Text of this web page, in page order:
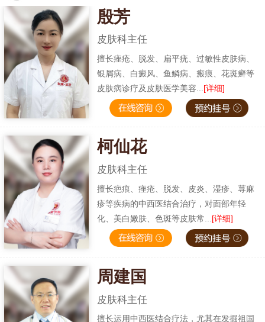
殷芳
皮肤科主任
擅长痤疮、脱发、扁平疣、过敏性皮肤病、
银屑病、白癜风、鱼鳞病、瘢痕、花斑癣等
皮肤病诊疗及皮肤医学美容... [详细]
柯仙花
皮肤科主任
擅长疤痕、痤疮、脱发、皮炎、湿疹、荨麻
疹等疾病的中西医结合治疗，对面部年轻
化、美白嫩肤、色斑等皮肤常... [详细]
周建国
皮肤科主任
擅长运用中西医结合疗法，尤其在发掘祖国